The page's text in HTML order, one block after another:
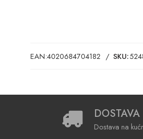
EAN:4020684704182 SKU:
DOSTAVA
Dostava na